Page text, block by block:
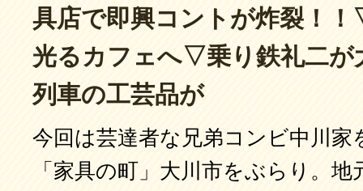
具店で即興コントが炸裂！
光るカフェへ▽乗り鉄礼二が
列車の工芸品が
今回は芸達者な兄弟コンビ中川家
「家具の町」大川市をぶらり。